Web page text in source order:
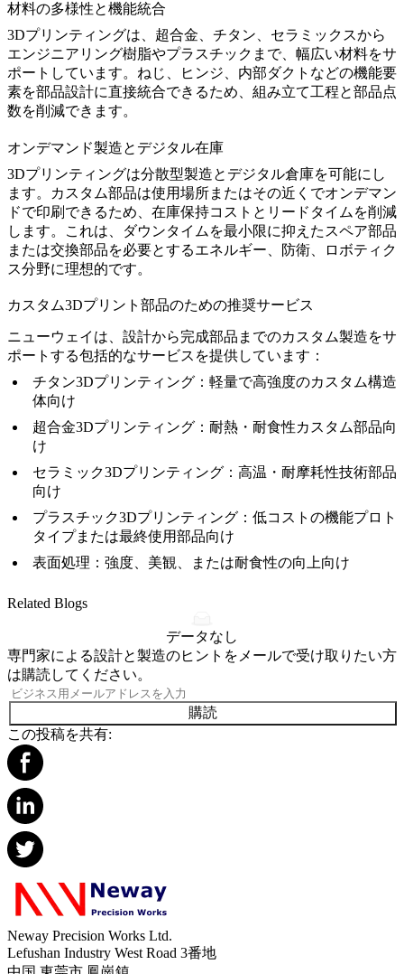
材料の多様性と機能統合
3Dプリンティングは、 超合金、 チタン、 セラミックスから
エンジニアリング樹脂やプラスチック まで、幅広い材料をサ
ポートしています。ねじ、ヒンジ、内部ダクトなどの機能要
素を部品設計に直接統合できるため、組み立て工程と部品点
数を削減できます。
オンデマンド製造とデジタル在庫
3Dプリンティングは分散型製造とデジタル倉庫を可能にし
ます。カスタム部品は使用場所またはその近くでオンデマン
ドで印刷できるため、在庫保持コストとリードタイムを削減
します。これは、ダウンタイムを最小限に抑えたスペア部品
または交換部品を必要とするエネルギー 防衛
ロボティク
ス分野に理想的です。
カスタム3Dプリント部品のための推奨サービス
ニューウェイは、設計から完成部品までのカスタム製造をサ
ポートする包括的なサービスを提供しています：
チタン3Dプリンティング ：軽量で高強度のカスタム構造
体向け
超合金3Dプリンティング ：耐熱・耐食性カスタム部品向
け
セラミック3Dプリンティング ：高温・耐摩耗性技術部品
向け
プラスチック3Dプリンティング ：低コストの機能プロト
タイプまたは最終使用部品向け
表面処理 ：強度、美観、または耐食性の向上向け
Related Blogs
データなし
専門家による設計と製造のヒントをメールで受け取りたい方
は購読してください。
購読
この投稿を共有:
Neway Precision Works Ltd.
Lefushan Industry West Road 3番地